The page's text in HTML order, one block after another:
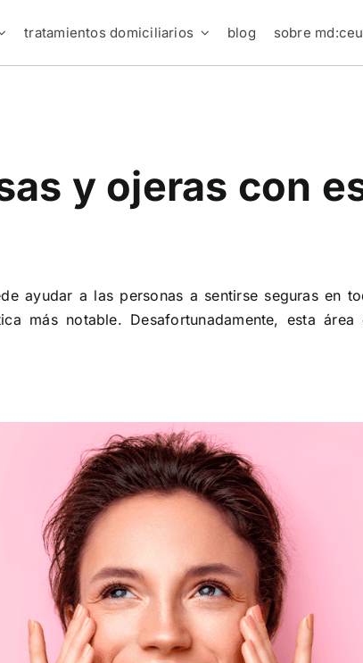
tratamientos domiciliarios blog sobre
y ojeras con
ayudar a las personas a sentirse seguras en
más notable. Desafortunadamente, esta